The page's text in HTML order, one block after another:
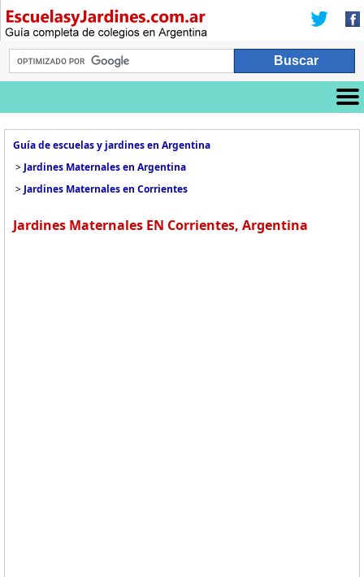
Guía de escuelas y jardines en Argentina
> Jardines Maternales en Argentina
> Jardines Maternales en Corrientes
Jardines Maternales EN Corrientes, Argentina